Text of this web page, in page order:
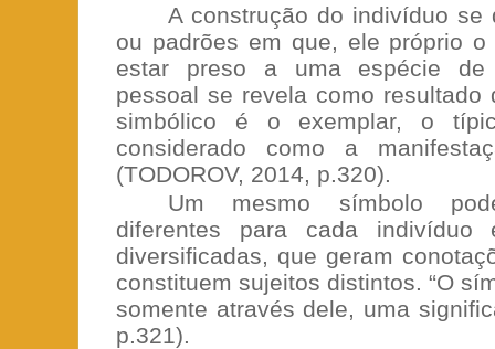
A construção do indivíduo
ou padrões em que, ele próprio
estar preso a uma espécie de
pessoal se revela como resultado
simbólico é o exemplar, o
considerado como a
(TODOROV, 2014, p.320).
Um mesmo símbolo
diferentes para cada
diversificadas, que geram
constituem sujeitos distintos. “O
somente através dele, uma
p.321).